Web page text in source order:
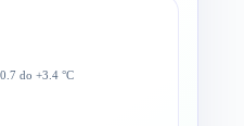
do +3.4 °C